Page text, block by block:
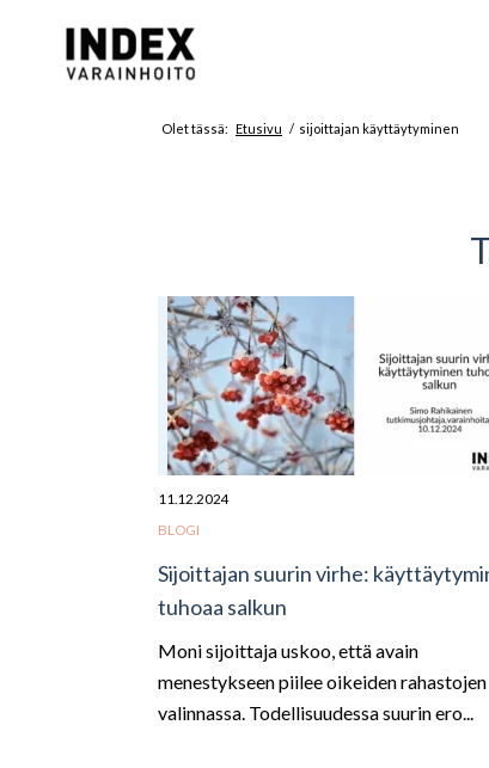
Olet tässä: Etusivu / sijoittajan käyttäytyminen
11.12.2024
BLOGI
Sijoittajan suurin virhe:
tuhoaa salkun
Moni sijoittaja uskoo, että avain
menestykseen piilee oikeiden rahastojen
valinnassa. Todellisuudessa suurin ero...